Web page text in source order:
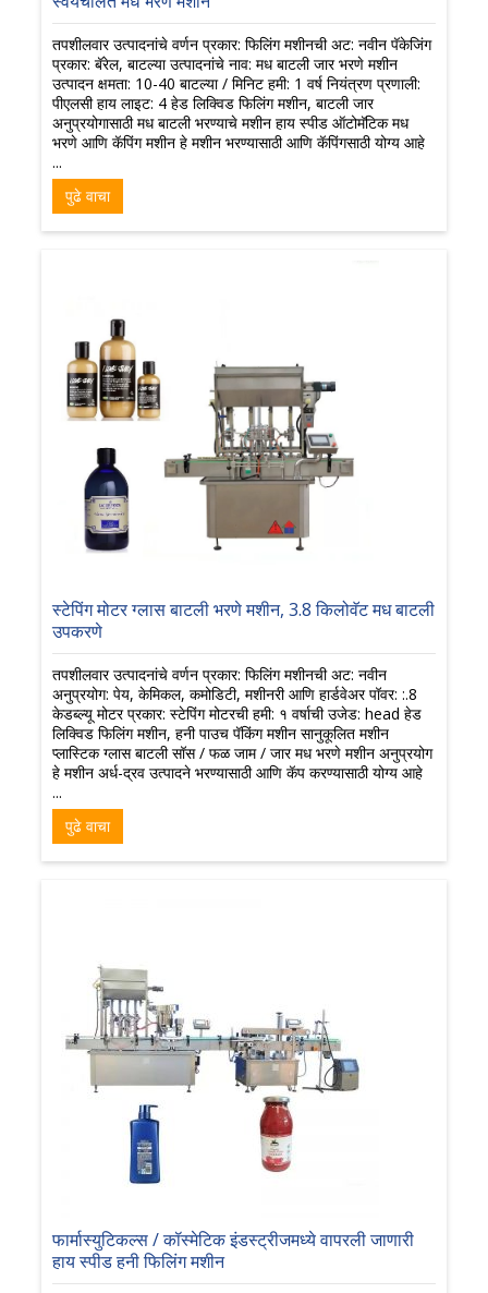
तपशीलवार उत्पादनांचे वर्णन प्रकार: फिलिंग मशीनची अट: नवीन पॅकेजिंग
प्रकार: बॅरेल, बाटल्या उत्पादनांचे नाव: मध बाटली जार भरणे मशीन
उत्पादन क्षमता: 10-40 बाटल्या / मिनिट हमी: 1 वर्ष नियंत्रण प्रणाली:
पीएलसी हाय लाइट: 4 हेड लिक्विड फिलिंग मशीन, बाटली जार
अनुप्रयोगासाठी मध बाटली भरण्याचे मशीन हाय स्पीड ऑटोमॅटिक मध
भरणे आणि कॅपिंग मशीन हे मशीन भरण्यासाठी आणि कॅपिंगसाठी योग्य आहे
...
पुढे वाचा
स्टेपिंग मोटर ग्लास बाटली भरणे मशीन, 3.8 किलोवॅट मध बाटली
उपकरणे
तपशीलवार उत्पादनांचे वर्णन प्रकार: फिलिंग मशीनची अट: नवीन
अनुप्रयोग: पेय, केमिकल, कमोडिटी, मशीनरी आणि हार्डवेअर पॉवर: :.8
केडब्ल्यू मोटर प्रकार: स्टेपिंग मोटरची हमी: १ वर्षाची उजेड: head हेड
लिक्विड फिलिंग मशीन, हनी पाउच पॅकिंग मशीन सानुकूलित मशीन
प्लास्टिक ग्लास बाटली सॉस / फळ जाम / जार मध भरणे मशीन अनुप्रयोग
हे मशीन अर्ध-द्रव उत्पादने भरण्यासाठी आणि कॅप करण्यासाठी योग्य आहे
...
पुढे वाचा
फार्मास्युटिकल्स / कॉस्मेटिक इंडस्ट्रीजमध्ये वापरली जाणारी
हाय स्पीड हनी फिलिंग मशीन